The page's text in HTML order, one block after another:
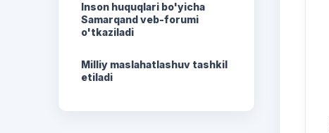
Inson huquqlari bo'yicha
Samarqand veb-forumi
o'tkaziladi
Milliy maslahatlashuv tashkil
etiladi